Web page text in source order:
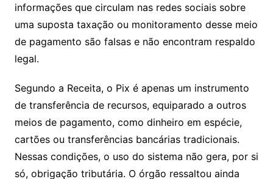
informações que circulam nas redes sociais sobre
uma suposta taxação ou monitoramento desse meio
de pagamento são falsas e não encontram respaldo
legal.
Segundo a Receita, o Pix é apenas um instrumento
de transferência de recursos, equiparado a outros
meios de pagamento, como dinheiro em espécie,
cartões ou transferências bancárias tradicionais.
Nessas condições, o uso do sistema não gera, por si
só, obrigação tributária. O órgão ressaltou ainda